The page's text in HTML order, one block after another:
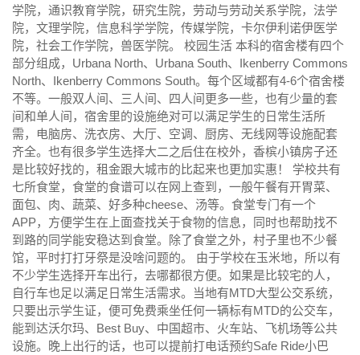
学院，通识教育学院，研究生院，劳动与劳动关系学院，法学
院，文理学院，信息科学学院，传媒学院，卡尔伊利诺伊医学
院，社会工作学院，兽医学院。 校园生活 本科的宿舍楼有四个
部分组成，Urbana North、Urbana South、Ikenberry Commons
North、Ikenberry Commons South。每个区域都有4-6个宿舍楼
不等。一般双人间、三人间、四人间更多一些，也有少量的套
间和单人间，宿舍里的设施绝对可以满足学生的日常生活所
需，电脑房、洗衣房、大厅、空调、厨房、无线网等设施配套
齐全。也有很多学生选择大二之后住在校外，香槟小镇房子还
是比较好找的，租金跟大城市的比起来也更加实惠！ 学校共有
七所食堂，食堂的食谱可以在网上查到，一般午餐有开胃菜、
面包、肉、蔬菜、好多种cheese、汤等。食堂专门有一个
APP，方便学生在上面查找关于食物的信息，同时也帮助找不
到路的同学能安稳达到食堂。除了食堂之外，村子里也不少餐
馆，平时打打牙祭是没啥问题的。 由于学校在玉米地，所以有
不少学生选择开车出行，去哪都很方便。如果是比较宅的人，
自行车也足以满足日常生活需求。当地有MTD大型公交系统，
只要出示学生证，便可免费乘坐任何一辆标有MTD的公交车，
能到达沃尔玛、Best Buy、中国超市、火车站、飞机场等公共
设施。晚上出行的话，也可以提前打电话预约Safe Ride小巴